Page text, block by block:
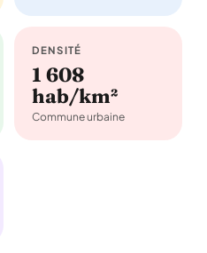
DENSITÉ
1 608
hab/km²
Commune urbaine